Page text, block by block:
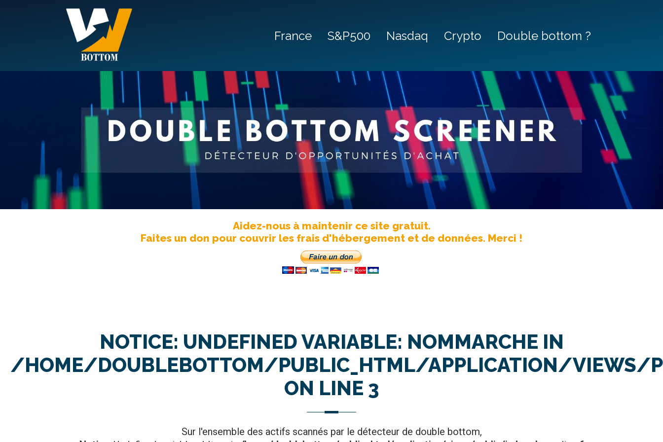
France S&P500 Nasdaq Crypto Double bottom ?
Aidez-nous à maintenir ce site gratuit.
Faites un don pour couvrir les frais d'hébergement et de données. Merci !
NOTICE: UNDEFINED VARIABLE: NOMMARCHE IN
/HOME/DOUBLEBOTTOM/PUBLIC_HTML/APPLICATION/VIEWS/
ON LINE 3
Sur l'ensemble des actifs scannés par le détecteur de double bottom,